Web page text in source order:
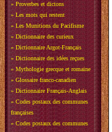
» Proverbes et dictons
» Les mots qui restent
» Les Munitions du Pacifisme
» Dictionnaire des curieux
» Dictionnaire Argot-Français
» Dictionnaire des idées reçues
» Mythologie grecque et romaine
» Glossaire franco-canadien
» Dictionnaire Français-Anglais
» Codes postaux des communes
françaises
» Codes postaux des communes